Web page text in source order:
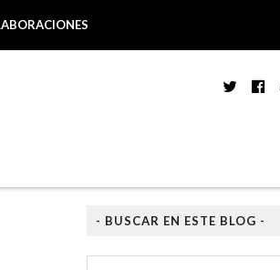
- BUSCAR EN ESTE BLOG -